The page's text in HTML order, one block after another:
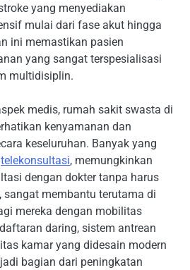
yang menyediakan
mulai dari fase akut hingga
ini memastikan pasien
yang sangat terspesialisasi
multidisiplin.
medis, rumah sakit swasta di
kenyamanan dan
keseluruhan. Banyak yang
telekonsultasi, memungkinkan
dengan dokter tanpa harus
sangat membantu terutama di
mereka dengan mobilitas
daring, sistem antrean
kamar yang didesain modern
bagian dari peningkatan